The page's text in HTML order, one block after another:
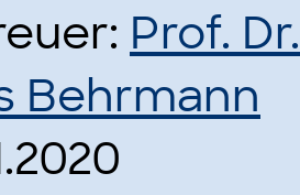
Prof.
Behrmann